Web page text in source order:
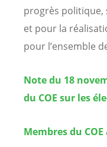
progrès politique,
et pour la
pour l’ensemble
Note du 18
du COE sur les
Membres du